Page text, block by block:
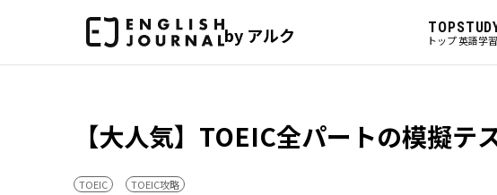
by アルク TOP
トップ英語学習
【大人気】TOEIC全パートの模擬テ
TOEIC TOEIC攻略